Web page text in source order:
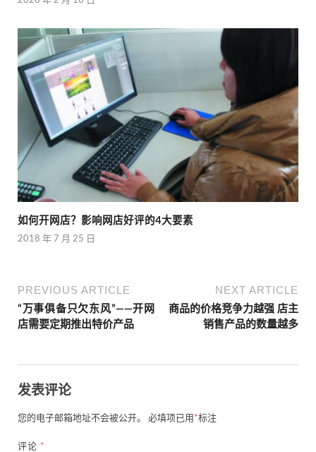
如何开网店？影响网店好评的4大要素
2018 年 7 月 25 日
PREVIOUS ARTICLE
“万事俱备只欠东风”——开网
店需要定期推出特价产品
NEXT ARTICLE
商品的价格竞争力越强 店主
销售产品的数量越多
发表评论
您的电子邮箱地址不会被公开。 必填项已用 *标注
评论 *